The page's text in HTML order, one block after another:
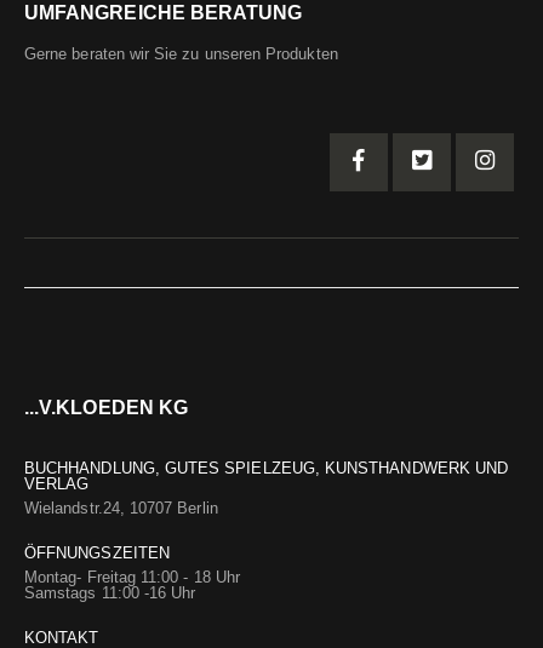
UMFANGREICHE BERATUNG
Gerne beraten wir Sie zu unseren Produkten
...V.KLOEDEN KG
BUCHHANDLUNG, GUTES SPIELZEUG, KUNSTHANDWERK UND
VERLAG
Wielandstr.24, 10707 Berlin
ÖFFNUNGSZEITEN
Montag- Freitag 11:00 - 18 Uhr
Samstags 11:00 -16 Uhr
KONTAKT